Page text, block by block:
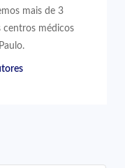
mais de 3
centros médicos